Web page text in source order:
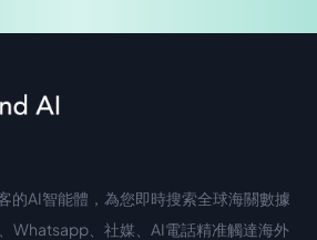
的AI智能體，為您即時搜索全球海關數據
Whatsapp、社媒、AI電話精准觸達海外